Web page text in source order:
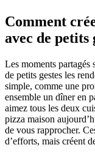
Comment
avec de petits
Les moments
de petits gestes les
simple, comme une
ensemble un dîner en
aimez tous les deux
pizza maison
de vous rapprocher.
d’efforts, mais créent